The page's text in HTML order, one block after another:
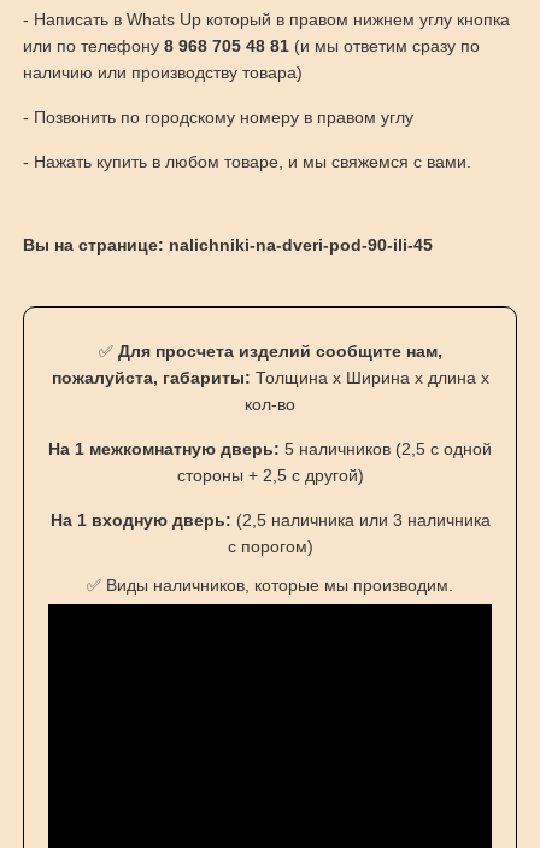
- Написать в Whats Up который в правом нижнем углу кнопка
или по телефону 8 968 705 48 81(и мы ответим сразу по
наличию или производству товара)
- Позвонить по городскому номеру в правом углу
- Нажать купить в любом товаре, и мы свяжемся с вами.
Вы на странице: nalichniki-na-dveri-pod-90-ili-45
✅ Для просчета изделий сообщите нам,
пожалуйста, габариты: Толщина х Ширина х длина х
кол-во
На 1 межкомнатную дверь: 5 наличников (2,5 с одной
стороны + 2,5 с другой)
На 1 входную дверь: (2,5 наличника или 3 наличника
с порогом)
✅ Виды наличников, которые мы производим.